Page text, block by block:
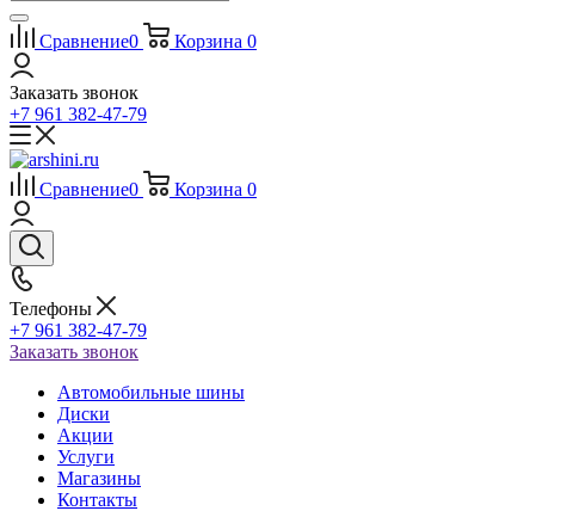
Сравнение0 Корзина 0
Заказать звонок
+7 961 382-47-79
Сравнение0 Корзина 0
Телефоны
+7 961 382-47-79
Заказать звонок
Автомобильные шины
Диски
Акции
Услуги
Магазины
Контакты